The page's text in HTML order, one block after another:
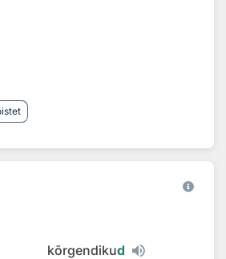
kõrgendikud